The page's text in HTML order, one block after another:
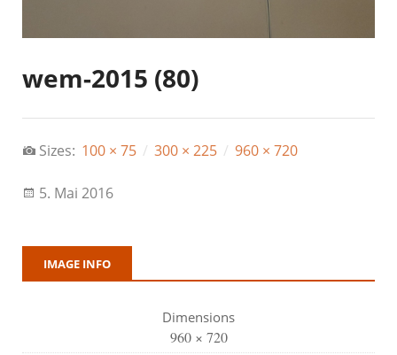
wem-2015 (80)
Sizes: 100 × 75 / 300 × 225 / 960 × 720
5. Mai 2016
IMAGE INFO
Dimensions
960 × 720